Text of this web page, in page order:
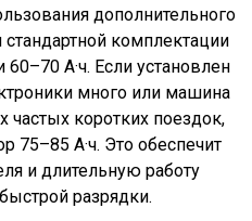
дополнительного
комплектации
А·ч. Если установлен
много или машина
частых коротких поездок,
75–85 А·ч. Это обеспечит
и длительную работу
разрядки.